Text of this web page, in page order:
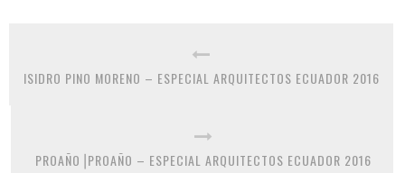
ISIDRO PINO MORENO – ESPECIAL ARQUITECTOS ECUADOR 2016
PROAÑO⎟PROAÑO – ESPECIAL ARQUITECTOS ECUADOR 2016